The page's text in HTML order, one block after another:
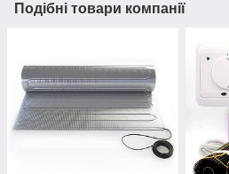
Подібні товари компанії